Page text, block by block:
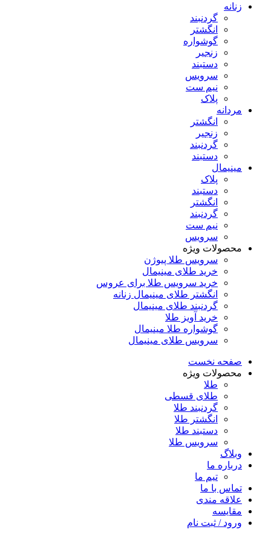
زنانه
گردنبند
انگشتر
گوشواره
زنجیر
دستبند
سرویس
نیم ست
پلاک
مردانه
انگشتر
زنجیر
گردنبند
دستبند
مینیمال
پلاک
دستبند
انگشتر
گردنبند
نیم ست
سرویس
محصولات ویژه
سرویس طلا پیوژن
خرید طلای مینیمال
خرید سرویس طلا برای عروس
انگشتر طلای مینیمال زنانه
گردنبند طلای مینیمال
خرید آویز طلا
گوشواره طلا مینیمال
سرویس طلای مینیمال
صفحه نخست
محصولات ویژه
طلا
طلای قسطی
گردنبند طلا
انگشتر طلا
دستبند طلا
سرویس طلا
وبلاگ
درباره ما
تیم ما
تماس با ما
علاقه مندی
مقایسه
ورود / ثبت نام